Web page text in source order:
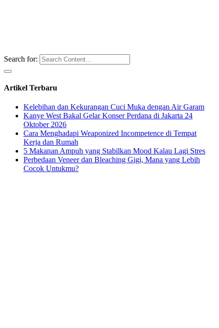
Search for:
Artikel Terbaru
Kelebihan dan Kekurangan Cuci Muka dengan Air Garam
Kanye West Bakal Gelar Konser Perdana di Jakarta 24
Oktober 2026
Cara Menghadapi Weaponized Incompetence di Tempat
Kerja dan Rumah
5 Makanan Ampuh yang Stabilkan Mood Kalau Lagi Stres
Perbedaan Veneer dan Bleaching Gigi, Mana yang Lebih
Cocok Untukmu?